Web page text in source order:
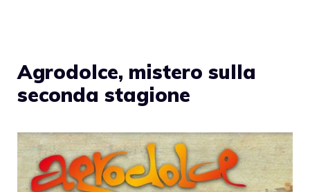
Agrodolce, mistero sulla
seconda stagione